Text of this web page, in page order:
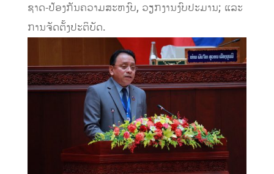
ຊາດ-ປ້ອງກັນຄວາມສະຫງົບ, ວຽກງານງົບປະມານ; ແລະ
ການຈັດຕັ້ງປະຕິບັດ.